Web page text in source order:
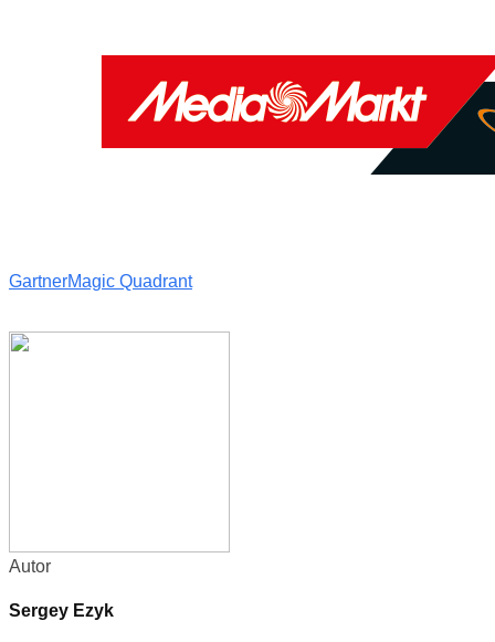
GartnerMagic Quadrant
Autor
Sergey Ezyk